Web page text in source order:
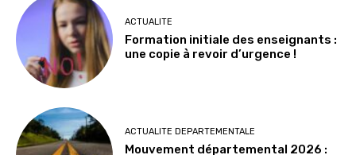
ACTUALITE
Formation initiale des enseignants :
une copie à revoir d’urgence !
ACTUALITE DEPARTEMENTALE
Mouvement départemental 2026 :